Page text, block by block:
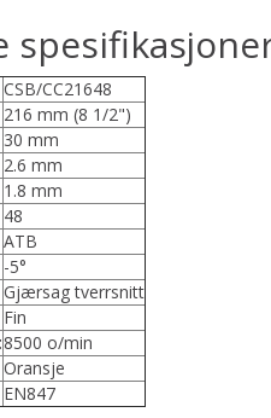
CSB/CC21648
216 mm (8 1/2")
30 mm
2.6 mm
1.8 mm
48
ATB
-5°
Gjærsag tverrsnitt
Fin
8500 o/min
Oransje
EN847